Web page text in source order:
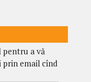
pentru a vă
prin email cînd